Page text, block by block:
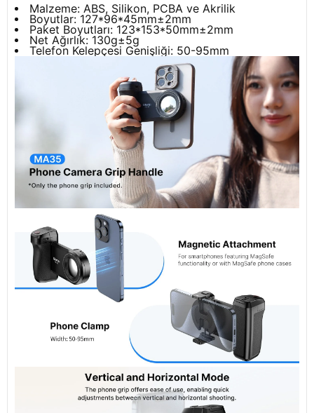
Malzeme: ABS, Silikon, PCBA ve Akrilik
Boyutlar: 127*96*45mm±2mm
Paket Boyutları: 123*153*50mm±2mm
Net Ağırlık: 130g±5g
Telefon Kelepçesi Genişliği: 50-95mm